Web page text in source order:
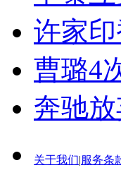
许家
曹璐4
奔驰
关于我们|服务条